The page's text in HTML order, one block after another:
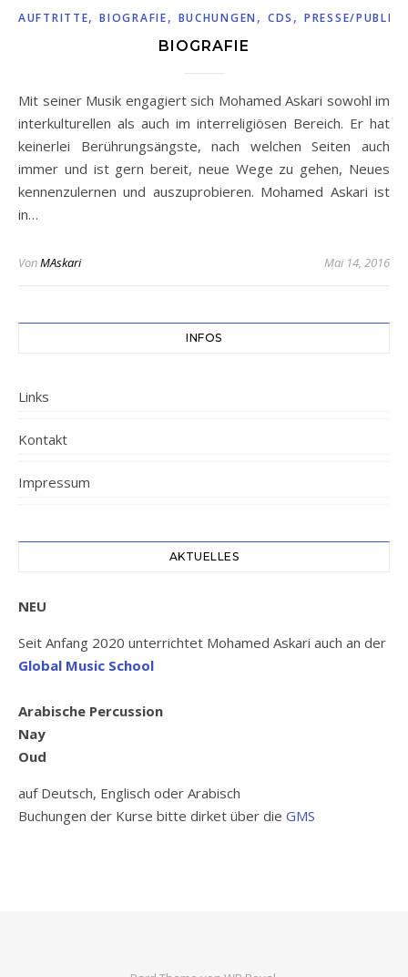
AUFTRITTE,BIOGRAFIE, BUCHUNGEN , CDS ,PRESSE/
BIOGRAFIE
Mit seiner Musik engagiert sich Mohamed Askari sowohl im
interkulturellen als auch im interreligiösen Bereich. Er hat
keinerlei Berührungsängste, nach welchen Seiten auch
immer und ist gern bereit, neue Wege zu gehen, Neues
kennenzulernen und auszuprobieren. Mohamed Askari ist
in…
VonMAskari Mai 14, 2016
INFOS
Links
Kontakt
Impressum
AKTUELLES
NEU
Seit Anfang 2020 unterrichtet Mohamed Askari auch an der
Global Music School
Arabische Percussion
Nay
Oud
auf Deutsch, Englisch oder Arabisch
Buchungen der Kurse bitte dirket über die GMS